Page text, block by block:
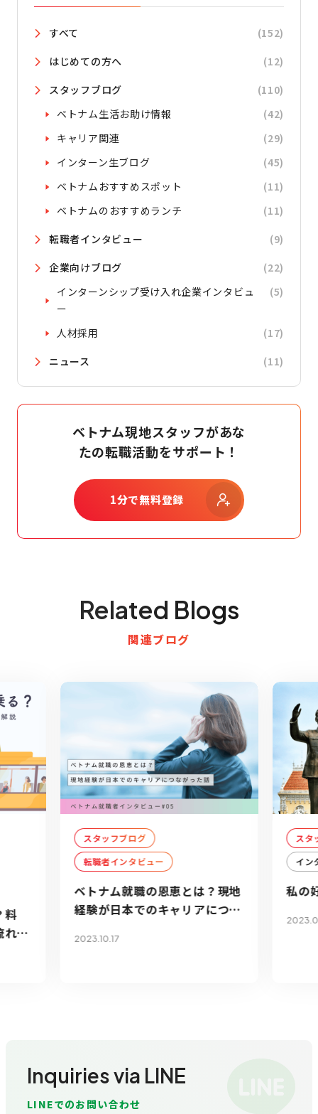
すべて
(152)
はじめての方へ
(12)
スタッフブログ
(110)
ベトナム生活お助け情報
(42)
キャリア関連
(29)
インターン生ブログ
(45)
ベトナムおすすめスポット
(11)
ベトナムのおすすめランチ
(11)
転職者インタビュー
(9)
企業向けブログ
(22)
インターンシップ受け入れ企業インタビュ
ー
(5)
人材採用
(17)
ニュース
(11)
ベトナム現地スタッフがあな
たの転職活動をサポート！
1分で無料登録
Related Blogs
関連ブログ
料
れを
スタッフブログ
転職者インタビュー
ベトナム就職の恩恵とは？現地
経験が日本でのキャリアにつな
2023.10.17
スタ
イン
私の
Inquiries via LINE
LINEでのお問い合わせ